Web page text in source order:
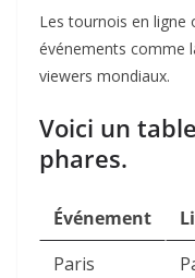
Les tournois en ligne
événements comme
viewers mondiaux.
Voici un
phares.
Événement
Paris